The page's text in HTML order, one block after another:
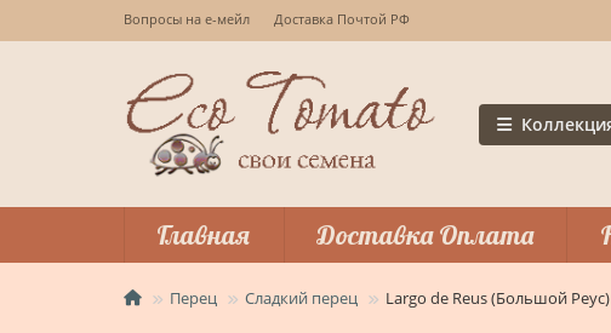
Вопросы на е-мейл Доставка Почтой РФ
Главная Доставка Оплата
Перец Сладкий перец Largo de Reus (Большой Реус)